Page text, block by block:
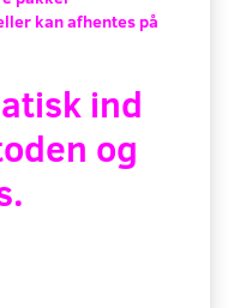
kan afhentes på
ind
og